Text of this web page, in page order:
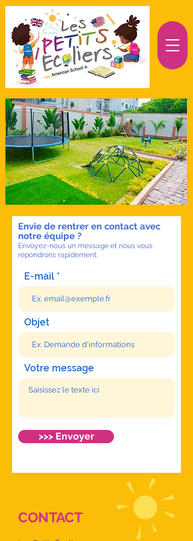
Envie de rentrer en contact avec
notre équipe ?
Envoyez-nous un message et nous vous
répondrons rapidement.
E-mail
Objet
Votre message
>>> Envoyer
CONTACT